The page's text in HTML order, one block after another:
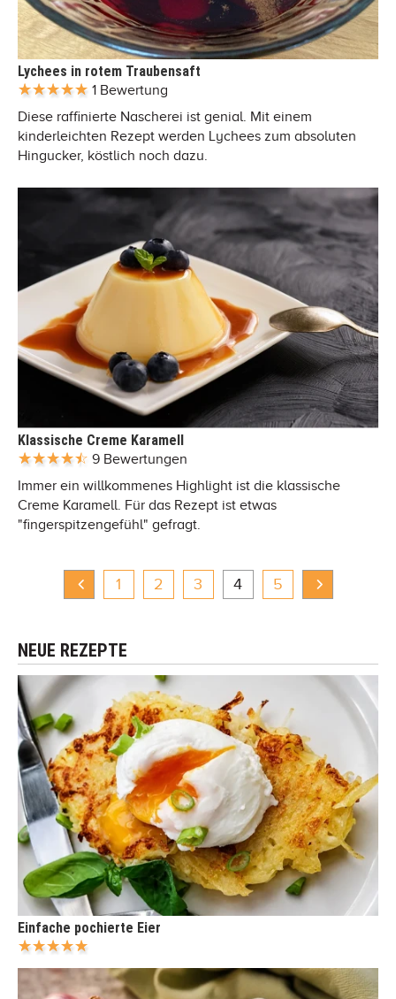
Lychees in rotem Traubensaft
1 Bewertung
Diese raffinierte Nascherei ist genial. Mit einem
kinderleichten Rezept werden Lychees zum absoluten
Hingucker, köstlich noch dazu.
Klassische Creme Karamell
9 Bewertungen
Immer ein willkommenes Highlight ist die klassische
Creme Karamell. Für das Rezept ist etwas
"fingerspitzengefühl" gefragt.
1 2 3 4 5
NEUE REZEPTE
Einfache pochierte Eier